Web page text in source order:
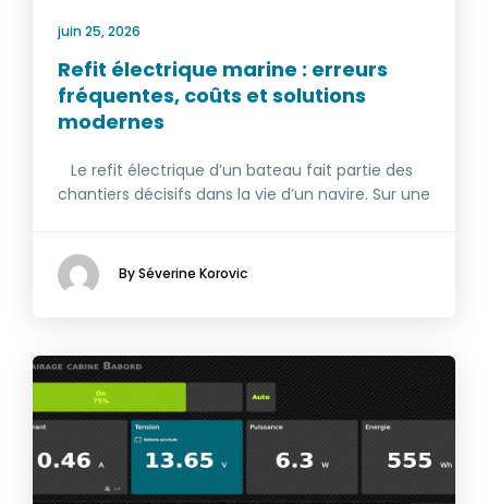
juin 25, 2026
Refit électrique marine : erreurs
fréquentes, coûts et solutions
modernes
Le refit électrique d’un bateau fait partie des
chantiers décisifs dans la vie d’un navire. Sur une
By Séverine Korovic